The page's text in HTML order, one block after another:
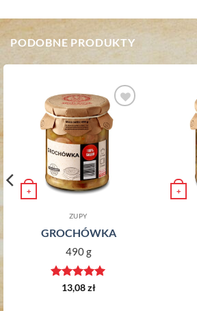
PODOBNE PRODUKTY
Dodaj do
ulubionych
+
ZUPY
GROCHÓWKA
490 g
Oceniono
13,08zł
+